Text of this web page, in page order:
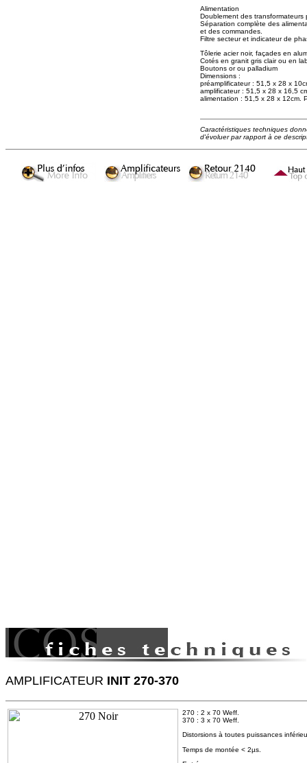
Alimentation
Doublement des transformateurs
Séparation complète des
et des commandes.
Filtre secteur et indicateur de
Tôlerie acier noir, façades en
Cotés en granit gris clair ou en
Boutons or ou palladium
Dimensions :
préamplificateur : 51,5 x 28 x
amplificateur : 51,5 x 28 x 16,5
alimentation : 51,5 x 28 x 12cm.
Caractéristiques techniques
d'évoluer par rapport à ce
AMPLIFICATEUR INIT 270-370
270 : 2 x 70 Weff.
370 : 3 x 70 Weff.
Distorsions à toutes puissances
Temps de montée < 2µs.